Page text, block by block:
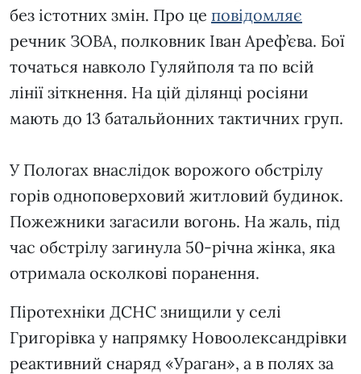
без істотних змін. Про це повідомляє
речник ЗОВА, полковник Іван Ареф’єва. Бої
точаться навколо Гуляйполя та по всій
лінії зіткнення. На цій ділянці росіяни
мають до 13 батальйонних тактичних груп.
У Пологах внаслідок ворожого обстрілу
горів одноповерховий житловий будинок.
Пожежники загасили вогонь. На жаль, під
час обстрілу загинула 50-річна жінка, яка
отримала осколкові поранення.
Піротехніки ДСНС знищили у селі
Григорівка у напрямку Новоолександрівки
реактивний снаряд «Ураган», а в полях за